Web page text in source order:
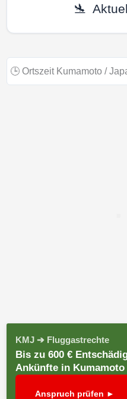
🛬
🕒 Ortszeit Kumamoto /
KMJ ➔ Fluggastrechte
Bis zu 600 €
Ankünfte in Kumamoto
Anspruch prüfen ►